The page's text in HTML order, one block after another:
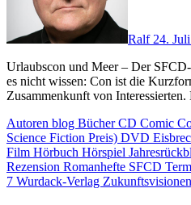
Ralf24.
Urlaubscon und Meer – Der SFCD-Jahrescon in Kiel. Für die, die
es nicht wissen: Con ist die
Zusammenkunft von
Autoren blog BücherCD Comic
Science Fiction Preis) DVD
Film Hörbuch Hörspiel
Rezension Romanhefte SFCD
7 Wurdack-Verlag Zukunftsvisionen